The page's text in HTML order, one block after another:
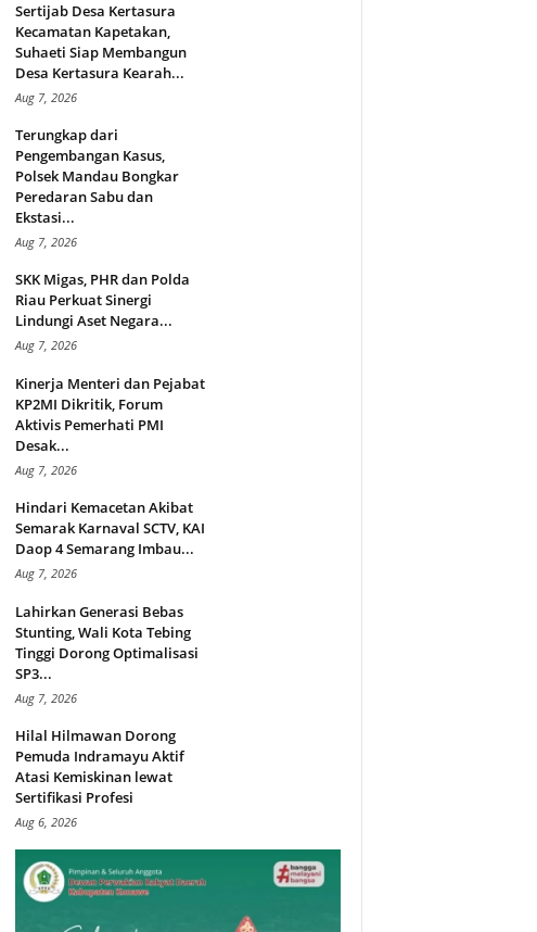
Sertijab Desa Kertasura
Kecamatan Kapetakan,
Suhaeti Siap Membangun
Desa Kertasura Kearah...
Aug 7, 2026
Terungkap dari
Pengembangan Kasus,
Polsek Mandau Bongkar
Peredaran Sabu dan
Ekstasi...
Aug 7, 2026
SKK Migas, PHR dan Polda
Riau Perkuat Sinergi
Lindungi Aset Negara...
Aug 7, 2026
Kinerja Menteri dan Pejabat
KP2MI Dikritik, Forum
Aktivis Pemerhati PMI
Desak...
Aug 7, 2026
Hindari Kemacetan Akibat
Semarak Karnaval SCTV, KAI
Daop 4 Semarang Imbau...
Aug 7, 2026
Lahirkan Generasi Bebas
Stunting, Wali Kota Tebing
Tinggi Dorong Optimalisasi
SP3...
Aug 7, 2026
Hilal Hilmawan Dorong
Pemuda Indramayu Aktif
Atasi Kemiskinan lewat
Sertifikasi Profesi
Aug 6, 2026